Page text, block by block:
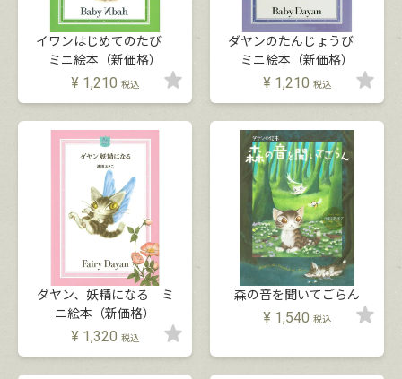
イワンはじめてのたび
ミニ絵本（新価格）
¥ 1,210 税込
ダヤンのたんじょうび
ミニ絵本（新価格）
¥ 1,210 税込
ダヤン、妖精になる ミ
ニ絵本（新価格）
¥ 1,320 税込
森の音を聞いてごらん
¥ 1,540 税込